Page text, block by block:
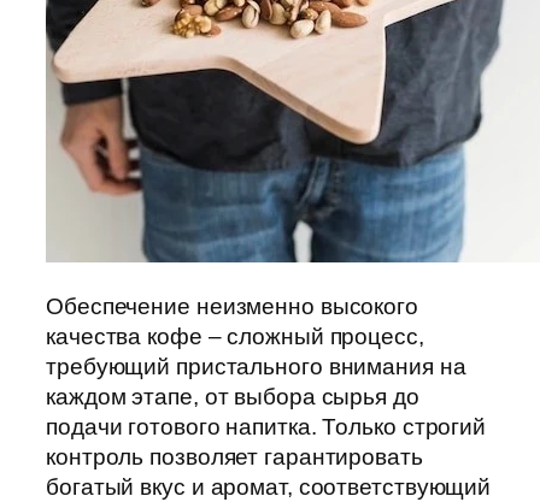
Обеспечение неизменно высокого
качества кофе – сложный процесс,
требующий пристального внимания на
каждом этапе, от выбора сырья до
подачи готового напитка. Только строгий
контроль позволяет гарантировать
богатый вкус и аромат, соответствующий